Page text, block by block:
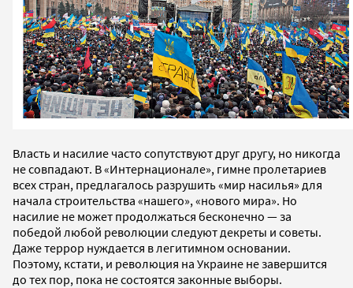
Власть и насилие часто сопутствуют друг другу, но никогда
не совпадают. В «Интернационале», гимне пролетариев
всех стран, предлагалось разрушить «мир насилья» для
начала строительства «нашего», «нового мира». Но
насилие не может продолжаться бесконечно — за
победой любой революции следуют декреты и советы.
Даже террор нуждается в легитимном основании.
Поэтому, кстати, и революция на Украине не завершится
до тех пор, пока не состоятся законные выборы.